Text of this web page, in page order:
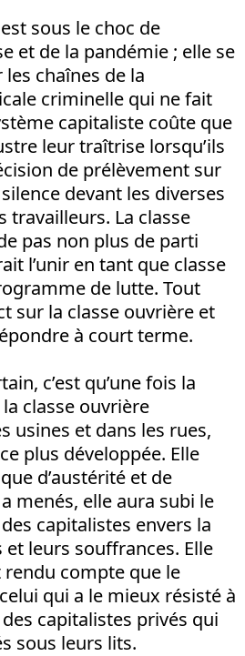
sous le choc de
et de la pandémie ; elle se
chaînes de la
criminelle qui ne fait
capitaliste coûte que
leur traîtrise lorsqu’ils
de prélèvement sur
devant les diverses
travailleurs. La classe
pas non plus de parti
l’unir en tant que classe
de lutte. Tout
sur la classe ouvrière et
à court terme.
c’est qu’une fois la
classe ouvrière
usines et dans les rues,
plus développée. Elle
d’austérité et de
menés, elle aura subi le
capitalistes envers la
leurs souffrances. Elle
compte que le
qui a le mieux résisté à
des capitalistes privés qui
sous leurs lits.